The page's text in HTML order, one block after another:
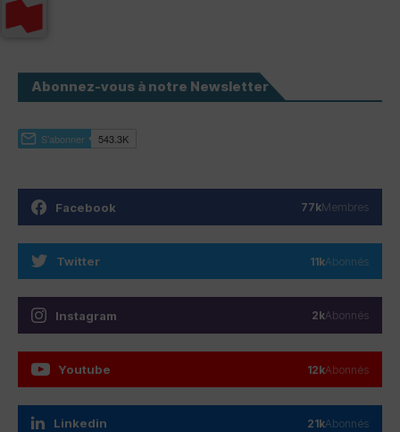
Abonnez-vous à notre Newsletter
Facebook 77kMembres
Twitter 11kAbonnés
Instagram 2kAbonnés
Youtube 12kAbonnés
Linkedin 21kAbonnés